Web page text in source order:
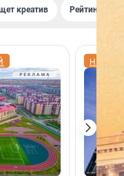
креатив Рейтинги